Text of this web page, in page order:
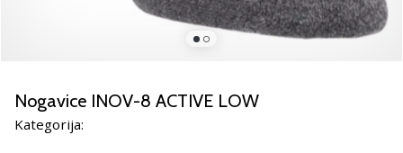
mi?
Pridruži
Nogavice INOV-8 ACTIVE LOW
Kategorija: